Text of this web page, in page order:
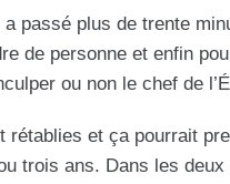
passé plus de trente
de personne et enfin
ou non le chef de
et ça pourrait
trois ans. Dans les